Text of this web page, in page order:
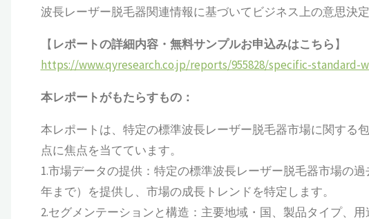
波長レーザー脱毛器関連情報に基づいてビジネス上の意思決
【レポートの詳細内容・ 無料サンプルお申込みはこちら】
https://www.qyresearch.co.jp/reports/955828/specific-standard-
本レポートがもたらすもの：
本レポートは、特定の標準波長レーザー脱毛器市場に関する
点に焦点を当てています。
1.市場データの提供：特定の標準波長レーザー脱毛器市場の過
年まで）を提供し、市場の成長トレンドを特定します。
2.セグメンテーションと構造：主要地域・国、製品タイプ、